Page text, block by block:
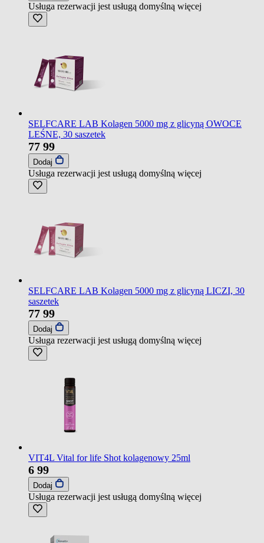
Usługa rezerwacji jest usługą domyślną więcej
SELFCARE LAB Kolagen 5000 mg z glicyną OWOCE
LEŚNE, 30 saszetek
77 99
Dodaj
Usługa rezerwacji jest usługą domyślną więcej
SELFCARE LAB Kolagen 5000 mg z glicyną LICZI, 30
saszetek
77 99
Dodaj
Usługa rezerwacji jest usługą domyślną więcej
VIT4L Vital for life Shot kolagenowy 25ml
6 99
Dodaj
Usługa rezerwacji jest usługą domyślną więcej